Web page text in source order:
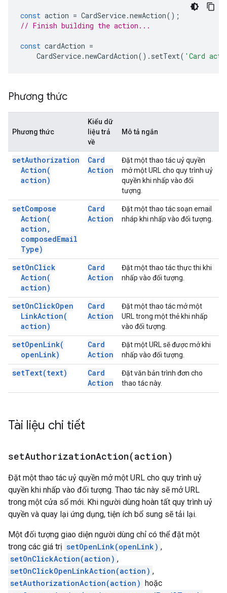
const action = CardService.newAction();
// Finish building the action...
const cardAction =
CardService.newCardAction(). setText( 'Card
Phương thức
Phương thức
Kiểu dữ
liệu trả
về
Mô tả ngắn
setAuthorization
Action(
action)
Card
Action
Đặt một thao tác uỷ quyền
mở một URL cho quy trình uỷ
quyền khi nhấp vào đối
tượng.
setCompose
Action(
action ,
composedEmail
Type)
Card
Action
Đặt một thao tác soạn email
nháp khi nhấp vào đối tượng.
setOnClick
Action(
action)
Card
Action
Đặt một thao tác thực thi khi
nhấp vào đối tượng.
setOnClickOpen
LinkAction(
action)
Card
Action
Đặt một thao tác mở một
URL trong một thẻ khi nhấp
vào đối tượng.
setOpenLink(
openLink)
Card
Action
Đặt một URL sẽ được mở khi
nhấp vào đối tượng.
setText(text)
Card
Action
Đặt văn bản trình đơn cho
thao tác này.
Tài liệu chi tiết
setAuthorizationAction(action)
Đặt một thao tác uỷ quyền mở một URL cho quy trình uỷ
quyền khi nhấp vào đối tượng. Thao tác này sẽ mở URL
trong một cửa sổ mới. Khi người dùng hoàn tất quy trình uỷ
quyền và quay lại ứng dụng, tiện ích bổ sung sẽ tải lại.
Một đối tượng giao diện người dùng chỉ có thể đặt một
trong các giá trị setOpenLink(openLink) ,
setOnClickAction(action) ,
setOnClickOpenLinkAction(action) ,
setAuthorizationAction(action) hoặc